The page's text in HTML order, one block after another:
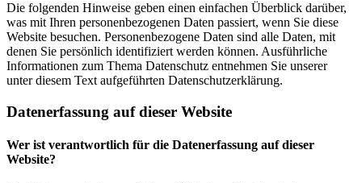
Die folgenden Hinweise geben einen einfachen Überblick darüber,
was mit Ihren personenbezogenen Daten passiert, wenn Sie diese
Website besuchen. Personenbezogene Daten sind alle Daten, mit
denen Sie persönlich identifiziert werden können. Ausführliche
Informationen zum Thema Datenschutz entnehmen Sie unserer
unter diesem Text aufgeführten Datenschutzerklärung.
Datenerfassung auf dieser Website
Wer ist verantwortlich für die Datenerfassung auf dieser
Website?